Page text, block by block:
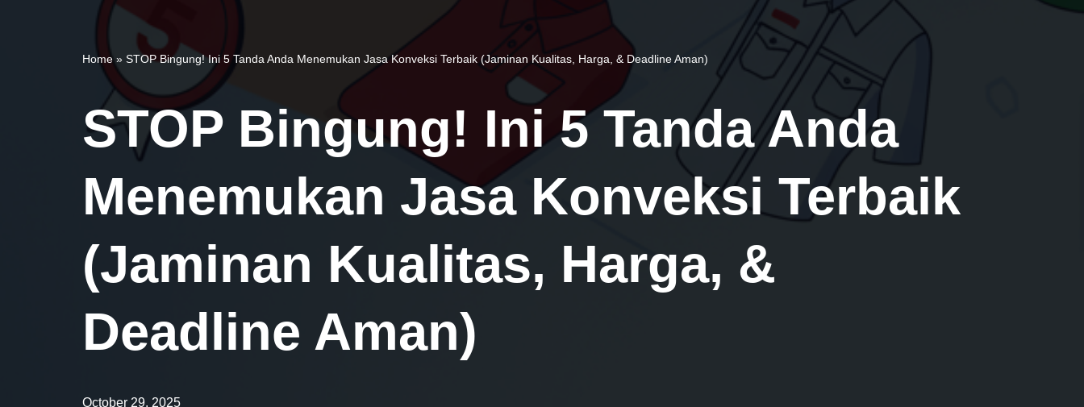
Home» STOP Bingung! Ini 5 Tanda Anda Menemukan Jasa Konveksi Terbaik (Jaminan Kualitas, Harga, & Deadline Aman)
STOP Bingung! Ini 5 Tanda Anda
Menemukan Jasa Konveksi Terbaik
(Jaminan Kualitas, Harga, &
Deadline Aman)
October 29, 2025